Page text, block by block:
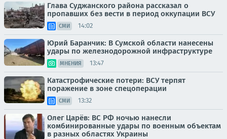
Глава Суджанского района рассказал о
пропавших без вести в период оккупации ВСУ
СМИ 14:02
Юрий Баранчик: В Сумской области нанесены
удары по железнодорожной инфраструктуре
МНЕНИЯ 13:47
Катастрофические потери: ВСУ терпят
поражение в зоне спецоперации
СМИ 13:32
Олег Царёв: ВС РФ ночью нанесли
комбинированные удары по военным объектам
в разных областях Украины